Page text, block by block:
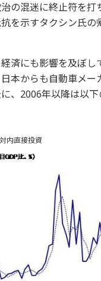
の混迷に終止符を
を示すタクシン氏
済にも影響を及ぼ
本からも自動車メ
、2006年以降は以
内直接投資